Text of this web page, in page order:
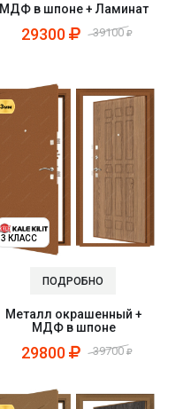
МДФ в шпоне + Ламинат
29300 39100
3 КЛАСС
ПОДРОБНО
Металл окрашенный +
МДФ в шпоне
29800 39700